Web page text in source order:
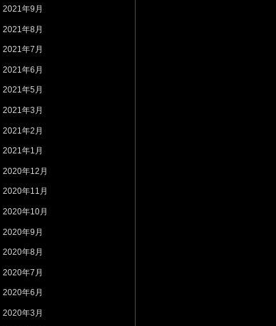
2021年9月
2021年8月
2021年7月
2021年6月
2021年5月
2021年3月
2021年2月
2021年1月
2020年12月
2020年11月
2020年10月
2020年9月
2020年8月
2020年7月
2020年6月
2020年3月